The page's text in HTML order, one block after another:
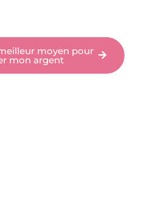
moyen pour
mon argent